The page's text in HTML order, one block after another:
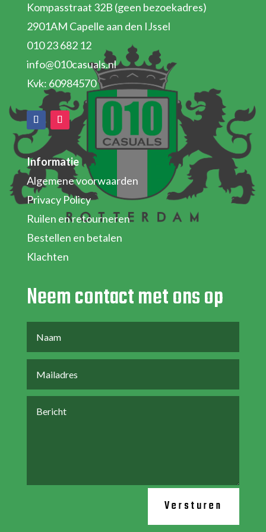
Kompasstraat 32B (geen bezoekadres)
2901AM Capelle aan den IJssel
010 23 682 12
info@010casuals.nl
Kvk: 60984570
Informatie
Algemene voorwaarden
Privacy Policy
Ruilen en retourneren
Bestellen en betalen
Klachten
Neem contact met ons op
Versturen